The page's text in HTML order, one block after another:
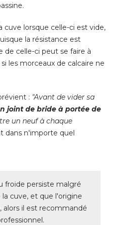
cuve lorsque celle-ci est vide,
la résistance est
de celle-ci peut se faire à
les morceaux de calcaire ne
: "Avant de vider sa
joint de bride à portée de
un neuf à chaque
dans n'importe quel
froide persiste malgré
cuve, et que l'origine
alors il est recommandé